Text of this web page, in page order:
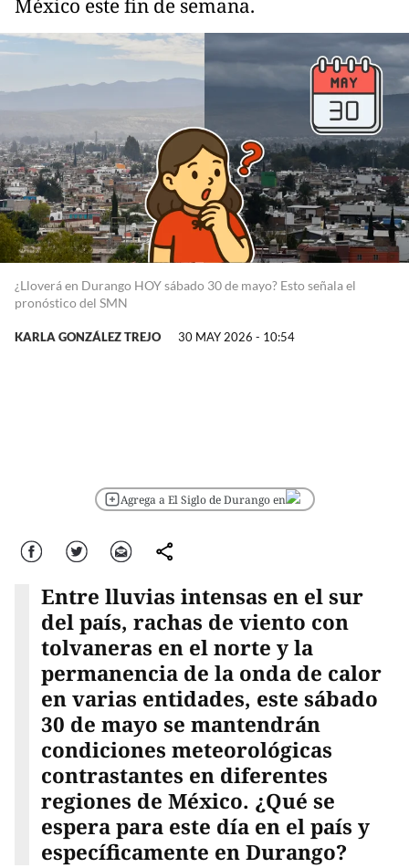
México este fin de semana.
¿Lloverá en Durango HOY sábado 30 de mayo? Esto señala el
pronóstico del SMN
KARLA GONZÁLEZ TREJO 30 MAY 2026 - 10:54
Agrega a El Siglo de Durango en
Facebook Twitter Correo comparte
Entre lluvias intensas en el sur
del país, rachas de viento con
tolvaneras en el norte y la
permanencia de la onda de calor
en varias entidades, este sábado
30 de mayo se mantendrán
condiciones meteorológicas
contrastantes en diferentes
regiones de México. ¿Qué se
espera para este día en el país y
específicamente en Durango?